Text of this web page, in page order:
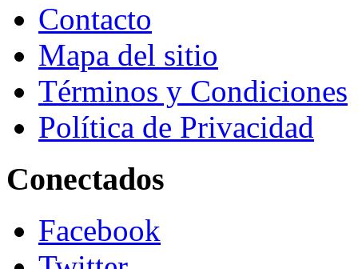
Contacto
Mapa del sitio
Términos y Condiciones
Política de Privacidad
Conectados
Facebook